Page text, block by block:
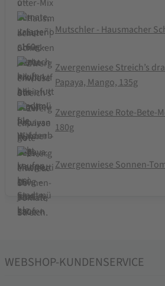
Mutschler - Hausmacher
Zwergenwiese Streich’s
Papaya, Mango, 135g
Zwergenwiese Rote-Bete-
180g
Zwergenwiese Sonnen-
WEBSHOP-KUNDENSERVICE